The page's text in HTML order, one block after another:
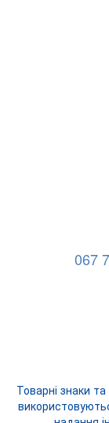
067
Товарні знаки